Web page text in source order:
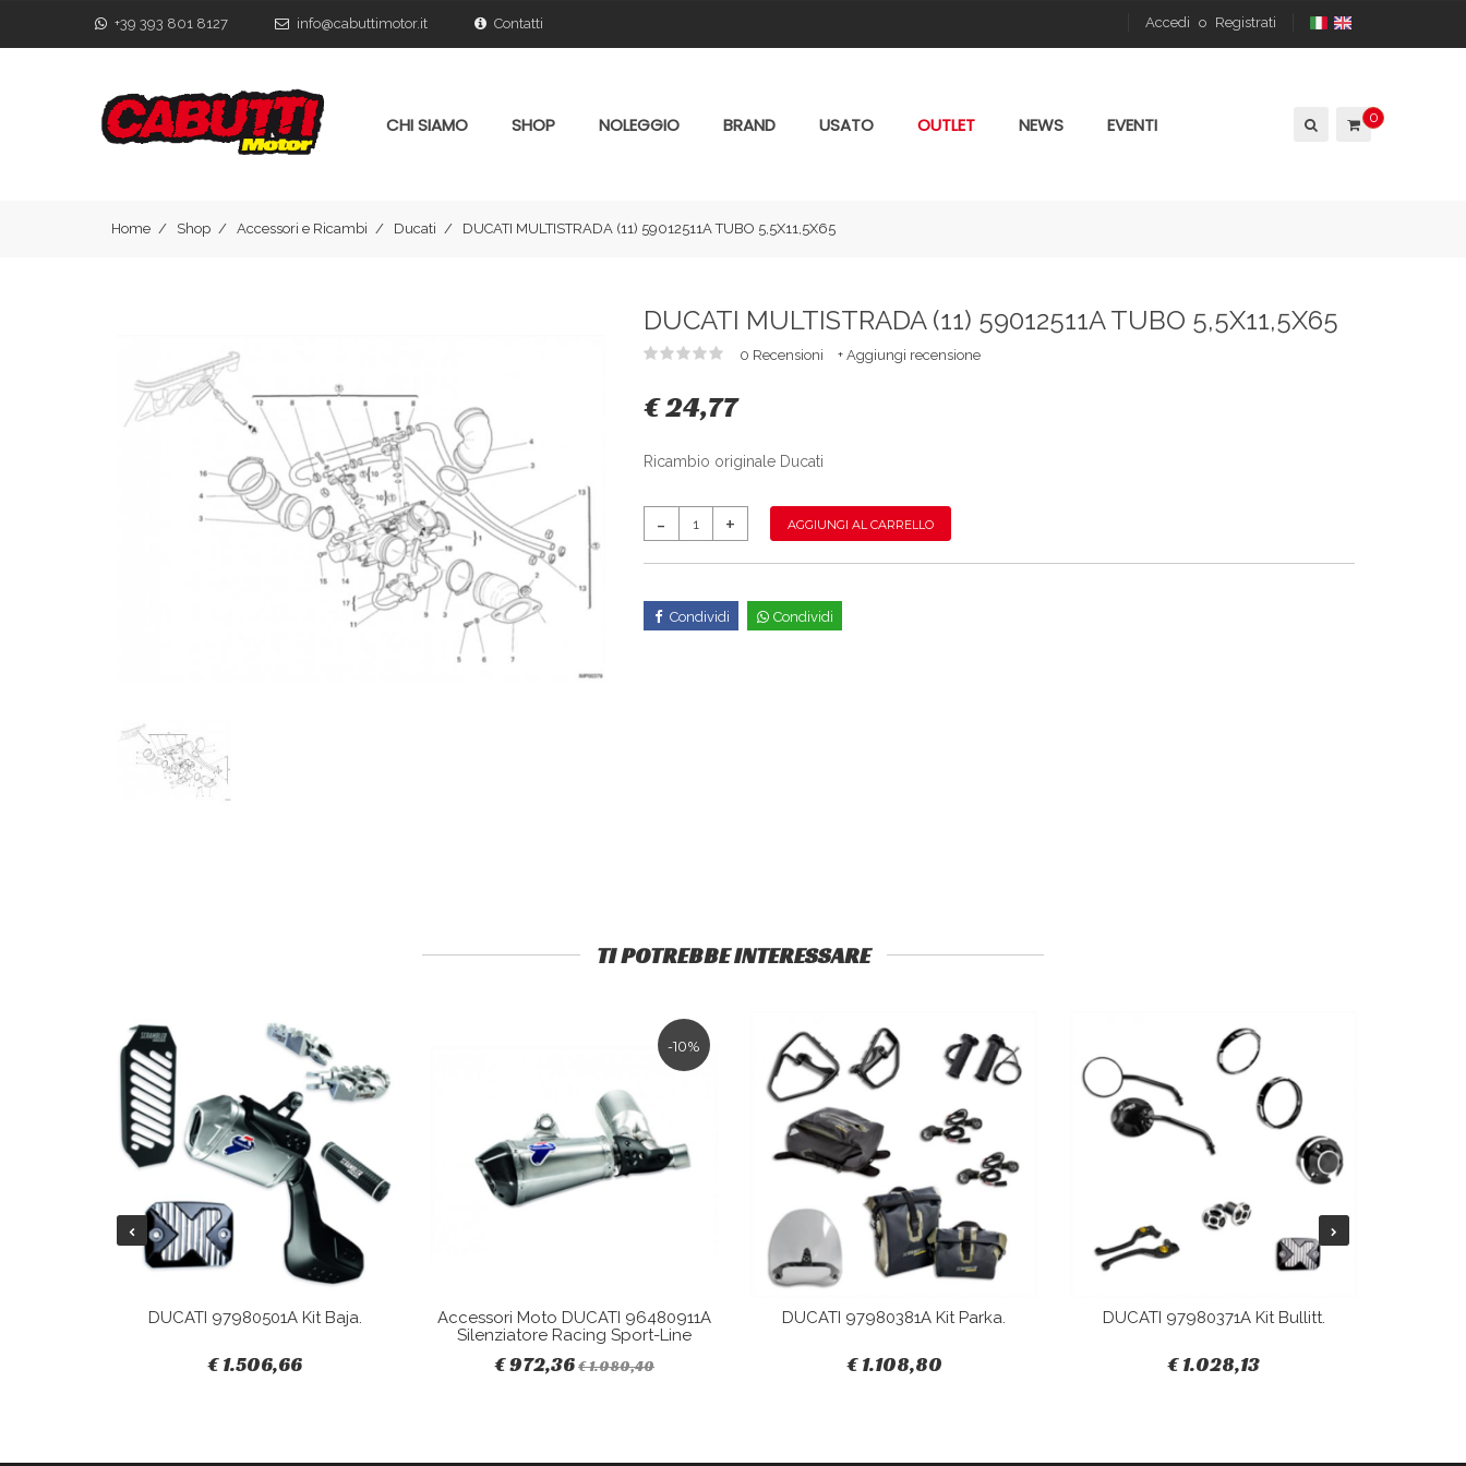
+39 393 801 8127 info@cabuttimotor.it Contatti Accedi o Registrati
0
CHI SIAMO SHOP NOLEGGIO BRAND USATO OUTLET NEWS EVENTI
Home Shop Accessori e Ricambi Ducati DUCATI MULTISTRADA (11) 59012511A TUBO 5,5X11,5X65
DUCATI MULTISTRADA (11) 59012511A TUBO 5,5X11,5X65
0 Recensioni + Aggiungi recensione
€ 24,77
Ricambio originale Ducati
AGGIUNGI AL CARRELLO
Condividi Condividi
TI POTREBBE INTERESSARE
DUCATI 97980501A Kit Baja.
€ 1.506,66
-10%
Accessori Moto DUCATI 96480911A
Silenziatore Racing Sport-Line
€ 972,36€ 1.080,40
DUCATI 97980381A Kit Parka.
€ 1.108,80
DUCATI 97980371A Kit Bullitt.
€ 1.028,13